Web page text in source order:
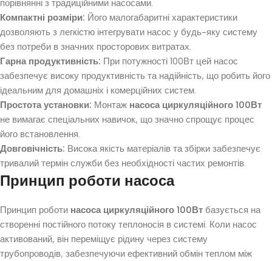
порівнянні з традиційними насосами.
Компактні розміри: Його малогабаритні характеристики
дозволяють з легкістю інтегрувати насос у будь-яку систему
без потреби в значних просторових витратах.
Гарна продуктивність: При потужності 100Вт цей насос
забезпечує високу продуктивність та надійність, що робить його
ідеальним для домашніх і комерційних систем.
Простота установки: Монтаж насоса циркуляційного 100Вт
не вимагає спеціальних навичок, що значно спрощує процес
його встановлення.
Довговічність: Висока якість матеріалів та збірки забезпечує
тривалий термін служби без необхідності частих ремонтів.
Принцип роботи насоса
Принцип роботи насоса циркуляційного 100Вт базується на
створенні постійного потоку теплоносія в системі. Коли насос
активований, він переміщує рідину через систему
трубопроводів, забезпечуючи ефективний обмін теплом між